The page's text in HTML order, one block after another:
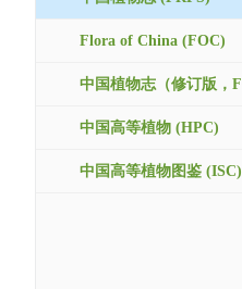
Flora of China (FOC)
中国植物志（修订版，
中国高等植物 (HPC)
中国高等植物图鉴 (ISC)